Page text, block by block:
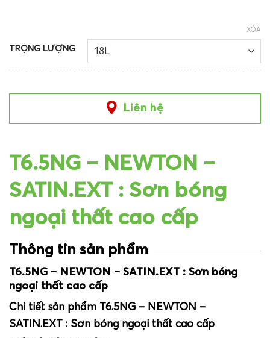
TRỌNG LƯỢNG
XÓA
Liên hệ
T6.5NG – NEWTON –
SATIN.EXT : Sơn bóng
ngoại thất cao cấp
Thông tin sản phẩm
T6.5NG – NEWTON – SATIN.EXT : Sơn bóng
ngoại thất cao cấp
Chi tiết sản phẩm T6.5NG – NEWTON –
SATIN.EXT : Sơn bóng ngoại thất cao cấp